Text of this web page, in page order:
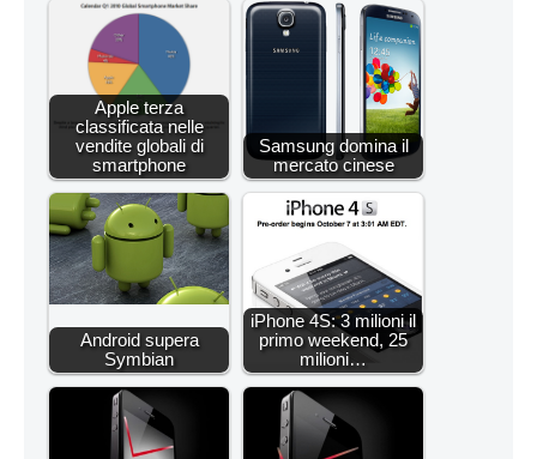
Apple terza
classificata nelle
vendite globali di
smartphone
Samsung domina il
mercato cinese
Android supera
Symbian
iPhone 4S: 3 milioni il
primo weekend, 25
milioni…